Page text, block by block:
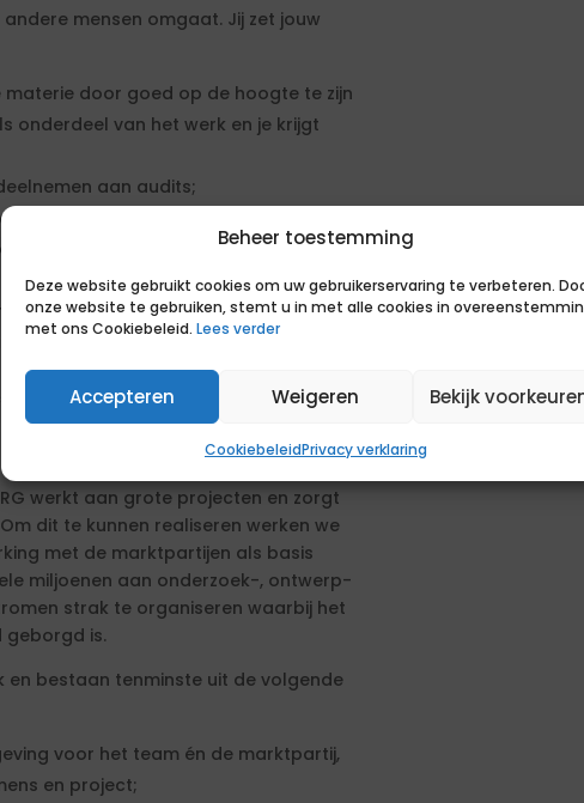
Beheer toestemming
Deze website gebruikt cookies om uw gebruikerservaring te verbeteren.
onze website te gebruiken, stemt u in met alle cookies in
met ons Cookiebeleid. Lees verder
Accepteren Weigeren Bekijk
CookiebeleidPrivacy verklaring
mensen omgaat. Jij zet jouw
door goed op de hoogte te zijn
onderdeel van het werk en je krijgt
aan audits;
en voor het behalen van de
aan de hand van het
binnen de op te richten IPM-team en
binnen het team.
in het team Openbare Ruimte en
door de teammanager BORG.
werkt aan grote projecten en zorgt
dit te kunnen realiseren werken we
met de marktpartijen als basis
miljoenen aan onderzoek-, ontwerp-
strak te organiseren waarbij het
geborgd is.
en bestaan tenminste uit de volgende
voor het team én de marktpartij,
en project;